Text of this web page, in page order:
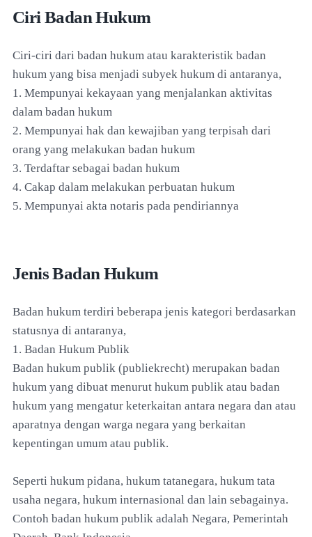
Ciri Badan Hukum
Ciri-ciri dari badan hukum atau karakteristik badan
hukum yang bisa menjadi subyek hukum di antaranya,
1. Mempunyai kekayaan yang menjalankan aktivitas
dalam badan hukum
2. Mempunyai hak dan kewajiban yang terpisah dari
orang yang melakukan badan hukum
3. Terdaftar sebagai badan hukum
4. Cakap dalam melakukan perbuatan hukum
5. Mempunyai akta notaris pada pendiriannya
Jenis Badan Hukum
Badan hukum terdiri beberapa jenis kategori berdasarkan
statusnya di antaranya,
1. Badan Hukum Publik
Badan hukum publik (publiekrecht) merupakan badan
hukum yang dibuat menurut hukum publik atau badan
hukum yang mengatur keterkaitan antara negara dan atau
aparatnya dengan warga negara yang berkaitan
kepentingan umum atau publik.
Seperti hukum pidana, hukum tatanegara, hukum tata
usaha negara, hukum internasional dan lain sebagainya.
Contoh badan hukum publik adalah Negara, Pemerintah